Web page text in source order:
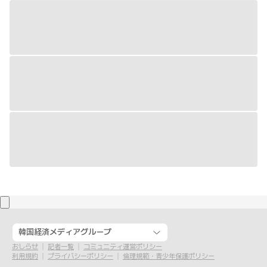
韓国経済メディアグループ
おしらせ 記者一覧
コミュニティ運営ポリシー
利用規約
プライバシーポリシー 倫理規範・青少年保護ポリシー